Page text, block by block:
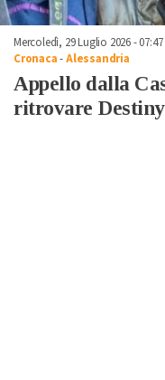
Mercoledì, 29 Luglio 2026 - 07:47
Cronaca-Alessandria
Appello dalla
ritrovare Destiny